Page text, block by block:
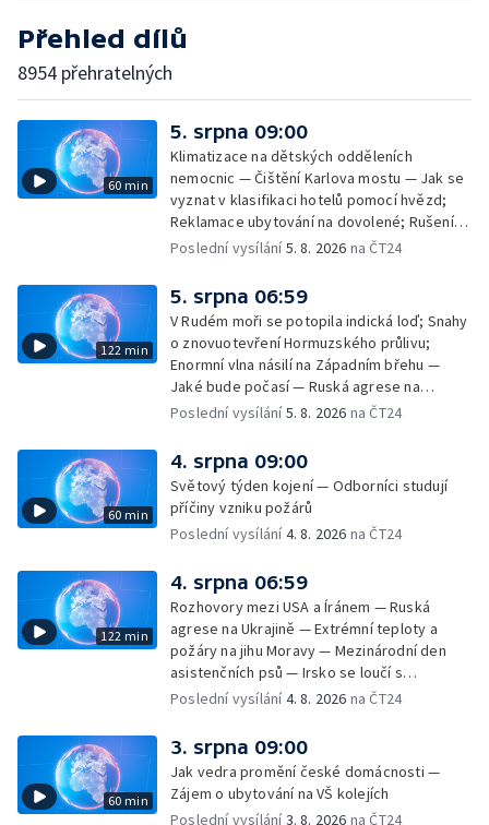
Přehled dílů
8954 přehratelných
60 min
5. srpna 09:00
Klimatizace na dětských odděleních
nemocnic — Čištění Karlova mostu — Jak se
vyznat v klasifikaci hotelů pomocí hvězd;
Reklamace ubytování na dovolené; Rušení
dovolené kvůli přírodním živlům; Práva
na dovolené v zahraničí; Platby a výběry na
dovolené v zahraničí — Těžba léčivé rašeliny
u Malé Morávky
Poslední vysílání5. 8. 2026 na ČT24
122 min
5. srpna 06:59
V Rudém moři se potopila indická loď; Snahy
o znovuotevření Hormuzského průlivu;
Enormní vlna násilí na Západním břehu —
Jaké bude počasí — Ruská agrese na
Ukrajině — Vliv veder na lidské orgány — Při
— Třem obcím na Brněnsku dočasně došla
pitná voda — SP v orientačním běhu v Česku
— Horko a požáry sužují Evropu — Rybářský
příměstský tábor
Poslední vysílání5. 8. 2026 na ČT24
60 min
4. srpna 09:00
Světový týden kojení — Odborníci studují
příčiny vzniku požárů
Poslední vysílání4. 8. 2026 na ČT24
122 min
4. srpna 06:59
Rozhovory mezi USA a Íránem — Ruská
agrese na Ukrajině — Extrémní teploty a
požáry na jihu Moravy — Mezinárodní den
asistenčních psů — Irsko se loučí s
hudebníkem Glenem Hansardem
Poslední vysílání4. 8. 2026 na ČT24
60 min
3. srpna 09:00
Jak vedra promění české domácnosti —
Zájem o ubytování na VŠ kolejích
Poslední vysílání3. 8. 2026 na ČT24